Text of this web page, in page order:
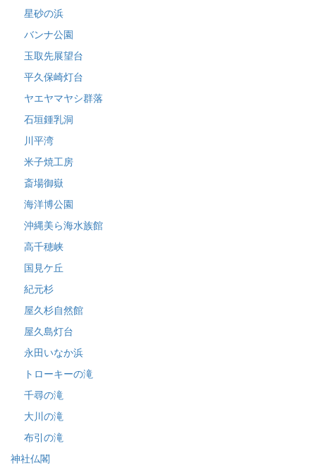
星砂の浜
バンナ公園
玉取先展望台
平久保崎灯台
ヤエヤマヤシ群落
石垣鍾乳洞
川平湾
米子焼工房
斎場御嶽
海洋博公園
沖縄美ら海水族館
高千穂峡
国見ケ丘
紀元杉
屋久杉自然館
屋久島灯台
永田いなか浜
トローキーの滝
千尋の滝
大川の滝
布引の滝
神社仏閣